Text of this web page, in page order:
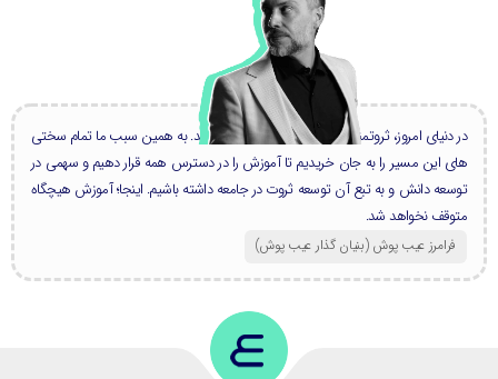
در دنیای امروز، ثروتمندان بزرگ، همه دانشمند هستند. به همین سبب ما تمام سختی
های این مسیر را به جان خریدیم تا آموزش را در دسترس همه قرار دهیم و سهمی در
توسعه دانش و به تبع آن توسعه ثروت در جامعه داشته باشیم. اینجا؛ آموزش هیچگاه
متوقف نخواهد شد.
فرامرز عیب پوش (بنیان گذار عیب پوش​)